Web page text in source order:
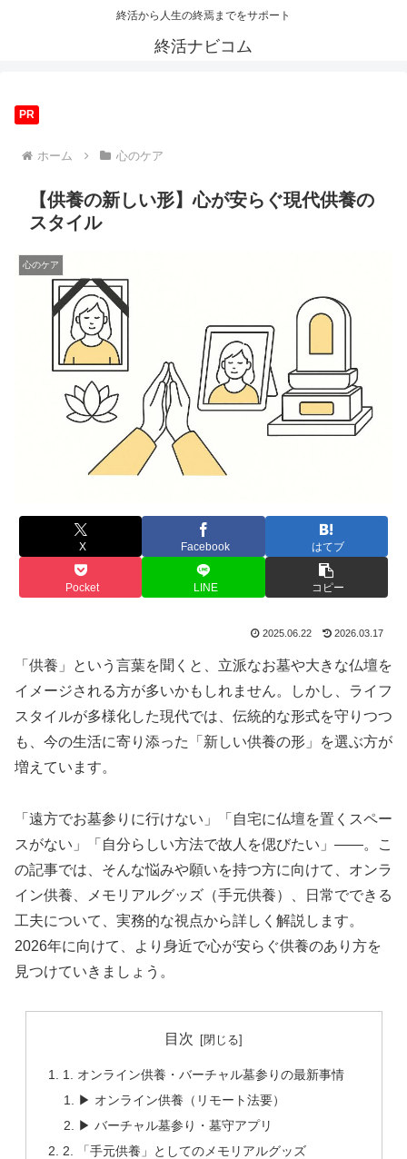
終活から人生の終焉までをサポート
終活ナビコム
PR
ホーム 心のケア
【供養の新しい形】心が安らぐ現代供養の
スタイル
心のケア
X Facebook はてブ
Pocket LINE コピー
2025.06.22 2026.03.17
「供養」という言葉を聞くと、立派なお墓や大きな仏壇を
イメージされる方が多いかもしれません。しかし、ライフ
スタイルが多様化した現代では、伝統的な形式を守りつつ
も、今の生活に寄り添った「新しい供養の形」を選ぶ方が
増えています。
「遠方でお墓参りに行けない」「自宅に仏壇を置くスペー
スがない」「自分らしい方法で故人を偲びたい」――。こ
の記事では、そんな悩みや願いを持つ方に向けて、オンラ
イン供養、メモリアルグッズ（手元供養）、日常でできる
工夫について、実務的な視点から詳しく解説します。
2026年に向けて、より身近で心が安らぐ供養のあり方を
見つけていきましょう。
目次
1. オンライン供養・バーチャル墓参りの最新事情
▶ オンライン供養（リモート法要）
▶ バーチャル墓参り・墓守アプリ
2. 「手元供養」としてのメモリアルグッズ